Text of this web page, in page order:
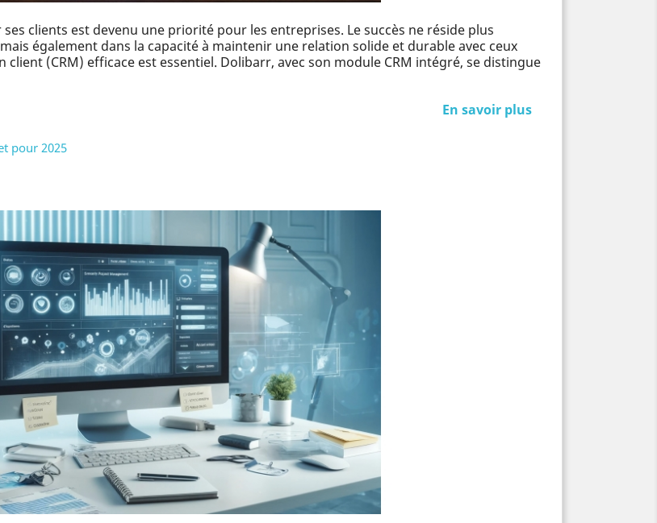
clients est devenu une priorité pour les entreprises. Le succès ne réside plus
également dans la capacité à maintenir une relation solide et durable avec ceux
(CRM) efficace est essentiel. Dolibarr, avec son module CRM intégré, se distingue
En savoir plus
pour 2025